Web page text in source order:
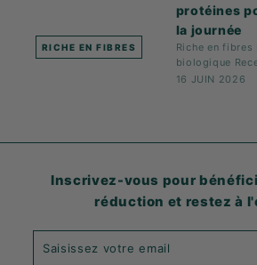
RICHE EN FIBRES
protéines
la journée
Riche en fibres
biologique
16 JUIN 2026
Inscrivez-vous pour
réduction et restez à